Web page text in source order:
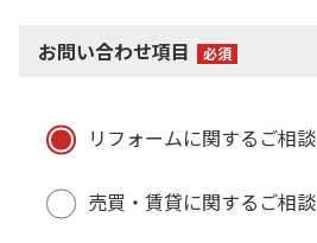
お問い合わせ項目
リフォームに関するご相談
売買・賃貸に関するご相談